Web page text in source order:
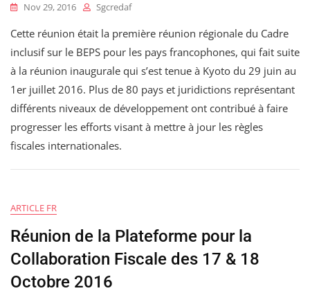
Nov 29, 2016 Sgcredaf
Cette réunion était la première réunion régionale du Cadre
inclusif sur le BEPS pour les pays francophones, qui fait suite
à la réunion inaugurale qui s’est tenue à Kyoto du 29 juin au
1er juillet 2016. Plus de 80 pays et juridictions représentant
différents niveaux de développement ont contribué à faire
progresser les efforts visant à mettre à jour les règles
fiscales internationales.
ARTICLE FR
Réunion de la Plateforme pour la
Collaboration Fiscale des 17 & 18
Octobre 2016